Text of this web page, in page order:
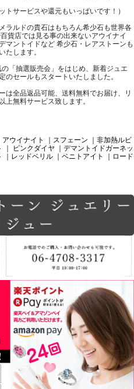
トサービスや還元もいっぱいです！）
ラルドの貴石はもちろん希少石も世界各
貨店では見る事の出来ないアウイナイ
マントイドなど 希少石・レアストーンも
たします。
「抽選販売会」をはじめ、新着ジュエ
のセールもスタートいたしました。
全品返品可能、送料無料でお届け、リ
上無料サービス致します。
｜アウイナイト ｜スフェーン
｜非加熱ルビ
｜ ピンクダイヤ
｜デマントイドガーネッ
｜レッドベリル ｜ベニトアイト
｜ロード